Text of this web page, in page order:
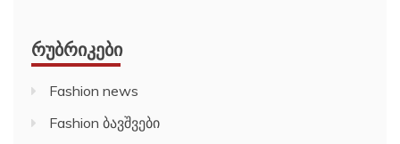
ᲠᲣᲑᲠᲘᲙᲔᲑᲘ
Fashion news
Fashion ბავშვები